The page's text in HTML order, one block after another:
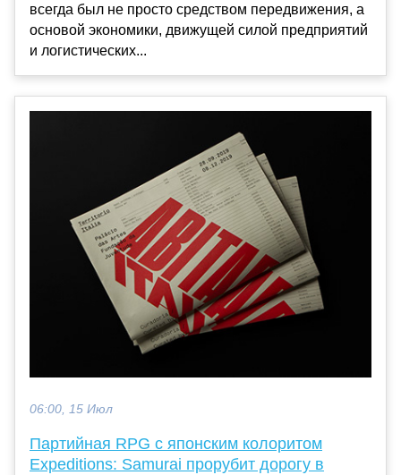
всегда был не просто средством передвижения, а
основой экономики, движущей силой предприятий
и логистических...
06:00, 15 Июл
Партийная RPG с японским колоритом
Expeditions: Samurai прорубит дорогу в